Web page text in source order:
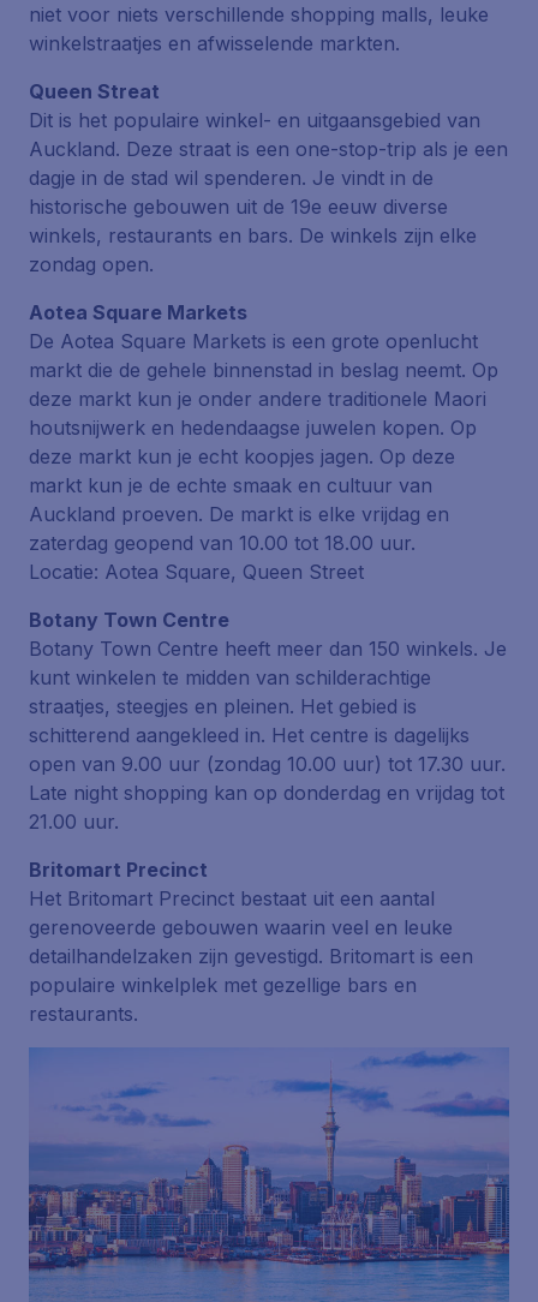
niet voor niets verschillende shopping malls, leuke
winkelstraatjes en afwisselende markten.
Queen Streat
Dit is het populaire winkel- en uitgaansgebied van
Auckland. Deze straat is een one-stop-trip als je een
dagje in de stad wil spenderen. Je vindt in de
historische gebouwen uit de 19e eeuw diverse
winkels, restaurants en bars. De winkels zijn elke
zondag open.
Aotea Square Markets
De Aotea Square Markets is een grote openlucht
markt die de gehele binnenstad in beslag neemt. Op
deze markt kun je onder andere traditionele Maori
houtsnijwerk en hedendaagse juwelen kopen. Op
deze markt kun je echt koopjes jagen. Op deze
markt kun je de echte smaak en cultuur van
Auckland proeven. De markt is elke vrijdag en
zaterdag geopend van 10.00 tot 18.00 uur.
Locatie: Aotea Square, Queen Street
Botany Town Centre
Botany Town Centre heeft meer dan 150 winkels. Je
kunt winkelen te midden van schilderachtige
straatjes, steegjes en pleinen. Het gebied is
schitterend aangekleed in. Het centre is dagelijks
open van 9.00 uur (zondag 10.00 uur) tot 17.30 uur.
Late night shopping kan op donderdag en vrijdag tot
21.00 uur.
Britomart Precinct
Het Britomart Precinct bestaat uit een aantal
gerenoveerde gebouwen waarin veel en leuke
detailhandelzaken zijn gevestigd. Britomart is een
populaire winkelplek met gezellige bars en
restaurants.